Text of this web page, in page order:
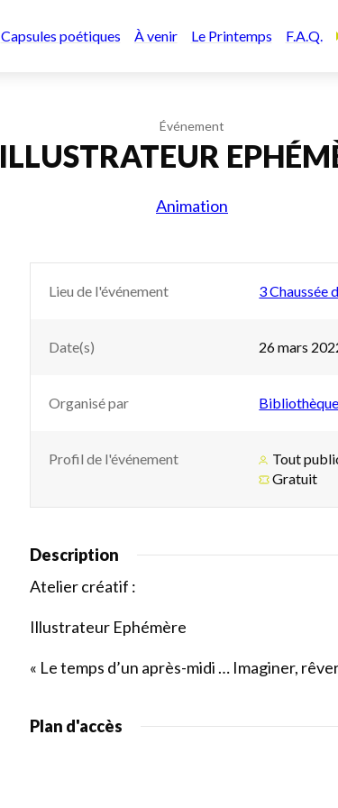
Capsules poétiques À venir Le Printemps F.A.Q.
Événement
ILLUSTRATEUR
Animation
Lieu de l'événement 3 Chaussée
Date(s) 26 mars
Organisé par
Profil de l'événement
Tout
Gratuit
Description
Atelier créatif :
Illustrateur Ephémère
« Le temps d’un après-midi … Imaginer,
Plan d'accès